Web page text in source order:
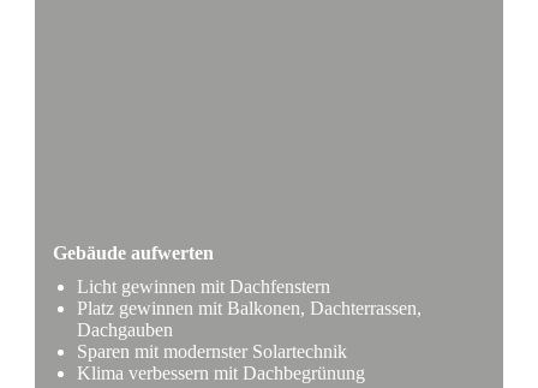
Gebäude aufwerten
Licht gewinnen mit Dachfenstern
Platz gewinnen mit Balkonen, Dachterrassen,
Dachgauben
Sparen mit modernster Solartechnik
Klima verbessern mit Dachbegrünung